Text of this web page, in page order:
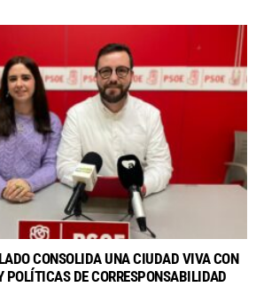
CONSOLIDA UNA CIUDAD VIVA CON
POLÍTICAS DE CORRESPONSABILIDAD